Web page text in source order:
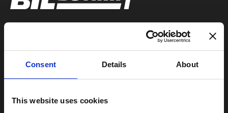
Consent Details About
This website uses cookies
Utforsk
KGM